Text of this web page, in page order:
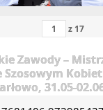
z 17
Zawody –
31.05-